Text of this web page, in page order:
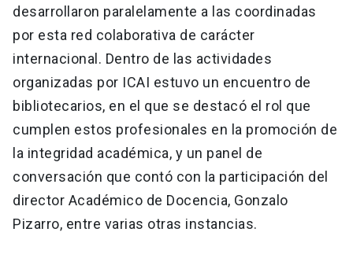
desarrollaron paralelamente a las coordinadas
por esta red colaborativa de carácter
internacional. Dentro de las actividades
organizadas por ICAI estuvo un encuentro de
bibliotecarios, en el que se destacó el rol que
cumplen estos profesionales en la promoción de
la integridad académica, y un panel de
conversación que contó con la participación del
director Académico de Docencia, Gonzalo
Pizarro, entre varias otras instancias.